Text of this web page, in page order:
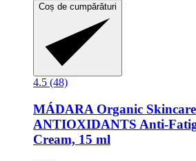
Coș de cumpărături
4.5 (48)
MÁDARA Organic Skincare
ANTIOXIDANTS Anti-​
Cream, 15 ml